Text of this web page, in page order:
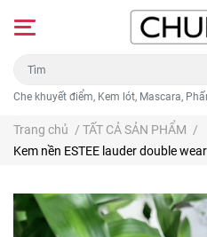
Che khuyết điểm, Kem lót, Mascara,
Trang chủ / TẤT CẢ SẢN PHẨM /
Kem nền ESTEE lauder double